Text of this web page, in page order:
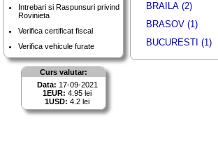
Intrebari si Raspunsuri privind
Rovinieta
Verifica certificat fiscal
Verifica vehicule furate
Curs valutar:
Data: 17-09-2021
1EUR: 4.95 lei
1USD: 4.2 lei
BRAILA (2)
BRASOV (1)
BUCURESTI (1)